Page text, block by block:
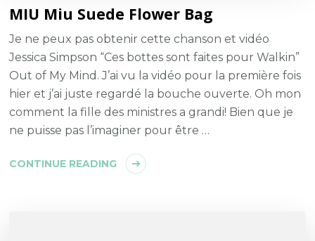
MIU Miu Suede Flower Bag
Je ne peux pas obtenir cette chanson et vidéo
Jessica Simpson “Ces bottes sont faites pour Walkin”
Out of My Mind. J’ai vu la vidéo pour la première fois
hier et j’ai juste regardé la bouche ouverte. Oh mon
comment la fille des ministres a grandi! Bien que je
ne puisse pas l’imaginer pour être …
CONTINUE READING